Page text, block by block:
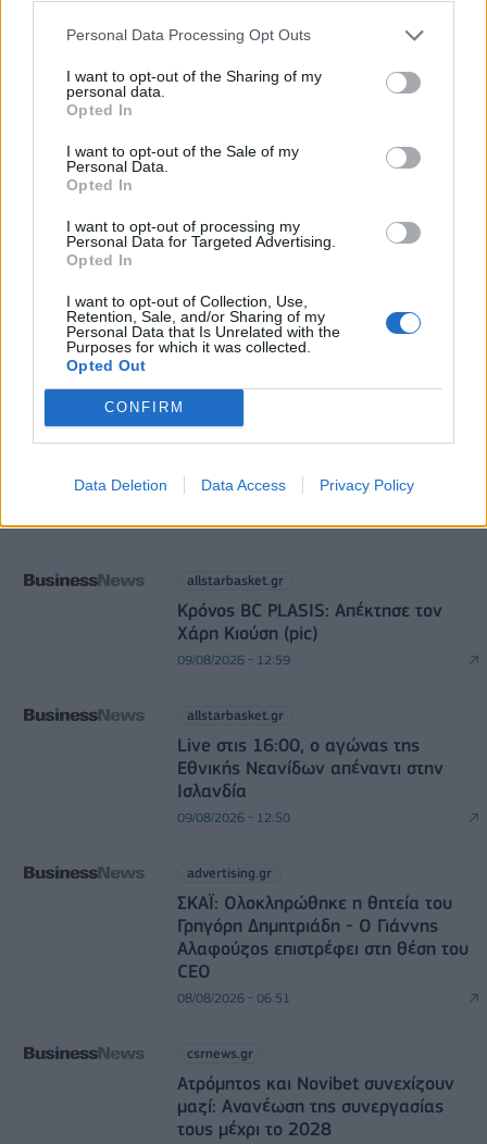
Personal Data Processing Opt Outs
I want to opt-out of the Sharing of my
personal data.
Opted In
I want to opt-out of the Sale of my
Personal Data.
Opted In
I want to opt-out of processing my
Personal Data for Targeted Advertising.
Opted In
I want to opt-out of Collection, Use,
Retention, Sale, and/or Sharing of my
Personal Data that Is Unrelated with the
Purposes for which it was collected.
Opted Out
CONFIRM
Data Deletion Data Access Privacy Policy
09/08/2026 - 10:52 ΤΡΑΠΕΖΕΣ
Ισπανία – Ιταλία: Κλιμακώνεται η αντιπαράθεση
για το μεταναστευτικό με αμοιβαίους συνοριακούς
09/08/2026 - 10:29 ΚΟΣΜΟΣ
Υπ. Μεταφορών: Οριστική λύση στο ζήτημα των
πινακίδων κυκλοφορίας - Τέλος στις χρονοβόρες
διαδικασίες
Αυξημένη η επιβατική κίνηση από το λιμάνι του
Πειραιά – Περίπου 60.000 ταξίδεψαν Παρασκευή
και Σάββατο
09/08/2026 - 12:33 ΕΛΛΑΔΑ
allstarbasket.gr
Κρόνος BC PLASIS: Απέκτησε τον
Χάρη Κιούση (pic)
09/08/2026 - 12:59
allstarbasket.gr
Live στις 16:00, ο αγώνας της
Εθνικής Νεανίδων απέναντι στην
Ισλανδία
09/08/2026 - 12:50
advertising.gr
ΣΚΑΪ: Ολοκληρώθηκε η θητεία του
Γρηγόρη Δημητριάδη - Ο Γιάννης
Αλαφούζος επιστρέφει στη θέση του
CEO
08/08/2026 - 06:51
csrnews.gr
Ατρόμητος και Novibet συνεχίζουν
μαζί: Ανανέωση της συνεργασίας
τους μέχρι το 2028